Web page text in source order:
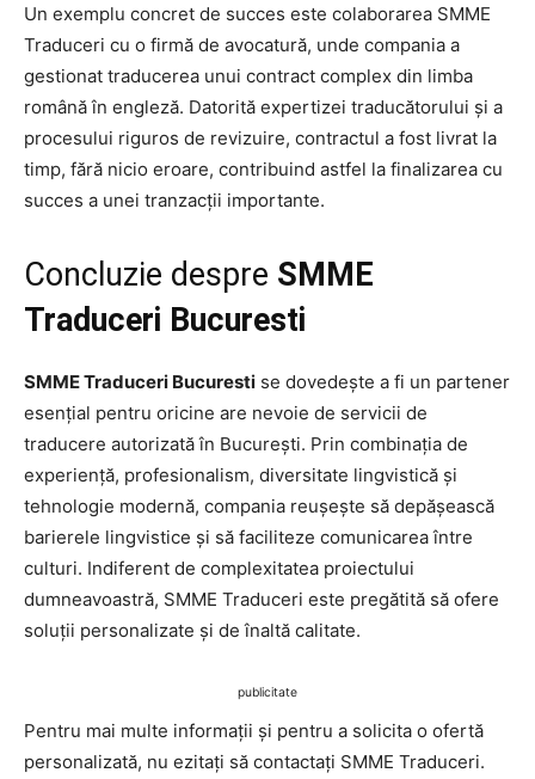
Un exemplu concret de succes este colaborarea SMME
Traduceri cu o firmă de avocatură, unde compania a
gestionat traducerea unui contract complex din limba
română în engleză. Datorită expertizei traducătorului și a
procesului riguros de revizuire, contractul a fost livrat la
timp, fără nicio eroare, contribuind astfel la finalizarea cu
succes a unei tranzacții importante.
Concluzie despre SMME
Traduceri Bucuresti
SMME Traduceri Bucuresti se dovedește a fi un partener
esențial pentru oricine are nevoie de servicii de
traducere autorizată în București. Prin combinația de
experiență, profesionalism, diversitate lingvistică și
tehnologie modernă, compania reușește să depășească
barierele lingvistice și să faciliteze comunicarea între
culturi. Indiferent de complexitatea proiectului
dumneavoastră, SMME Traduceri este pregătită să ofere
soluții personalizate și de înaltă calitate.
publicitate
Pentru mai multe informații și pentru a solicita o ofertă
personalizată, nu ezitați să contactați SMME Traduceri.